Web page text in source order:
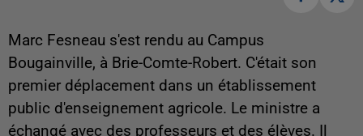
Marc Fesneau s'est rendu au Campus
Bougainville, à Brie-Comte-Robert. C'était son
premier déplacement dans un établissement
public d'enseignement agricole. Le ministre a
échangé avec des professeurs et des élèves. Il